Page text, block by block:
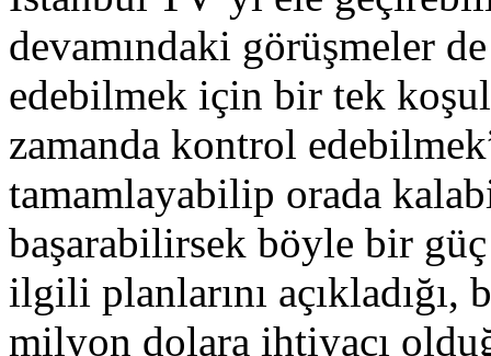
devamındaki görüşmeler
edebilmek için bir tek koşul
zamanda kontrol
tamamlayabilip orada
başarabilirsek böyle bir
ilgili planlarını
milyon dolara ihtiyacı